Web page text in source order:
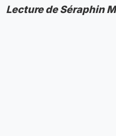
Lecture de Séraphin